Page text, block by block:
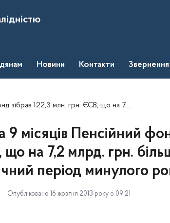
Новини Контакти Звернення
7,2 млрд. грн. більше, ніж за аналогічний період минулого року
9 місяців Пенсійний
на 7,2 млрд. грн.
період минулого
Опубліковано 16 жовтня 2013 року о 09:21